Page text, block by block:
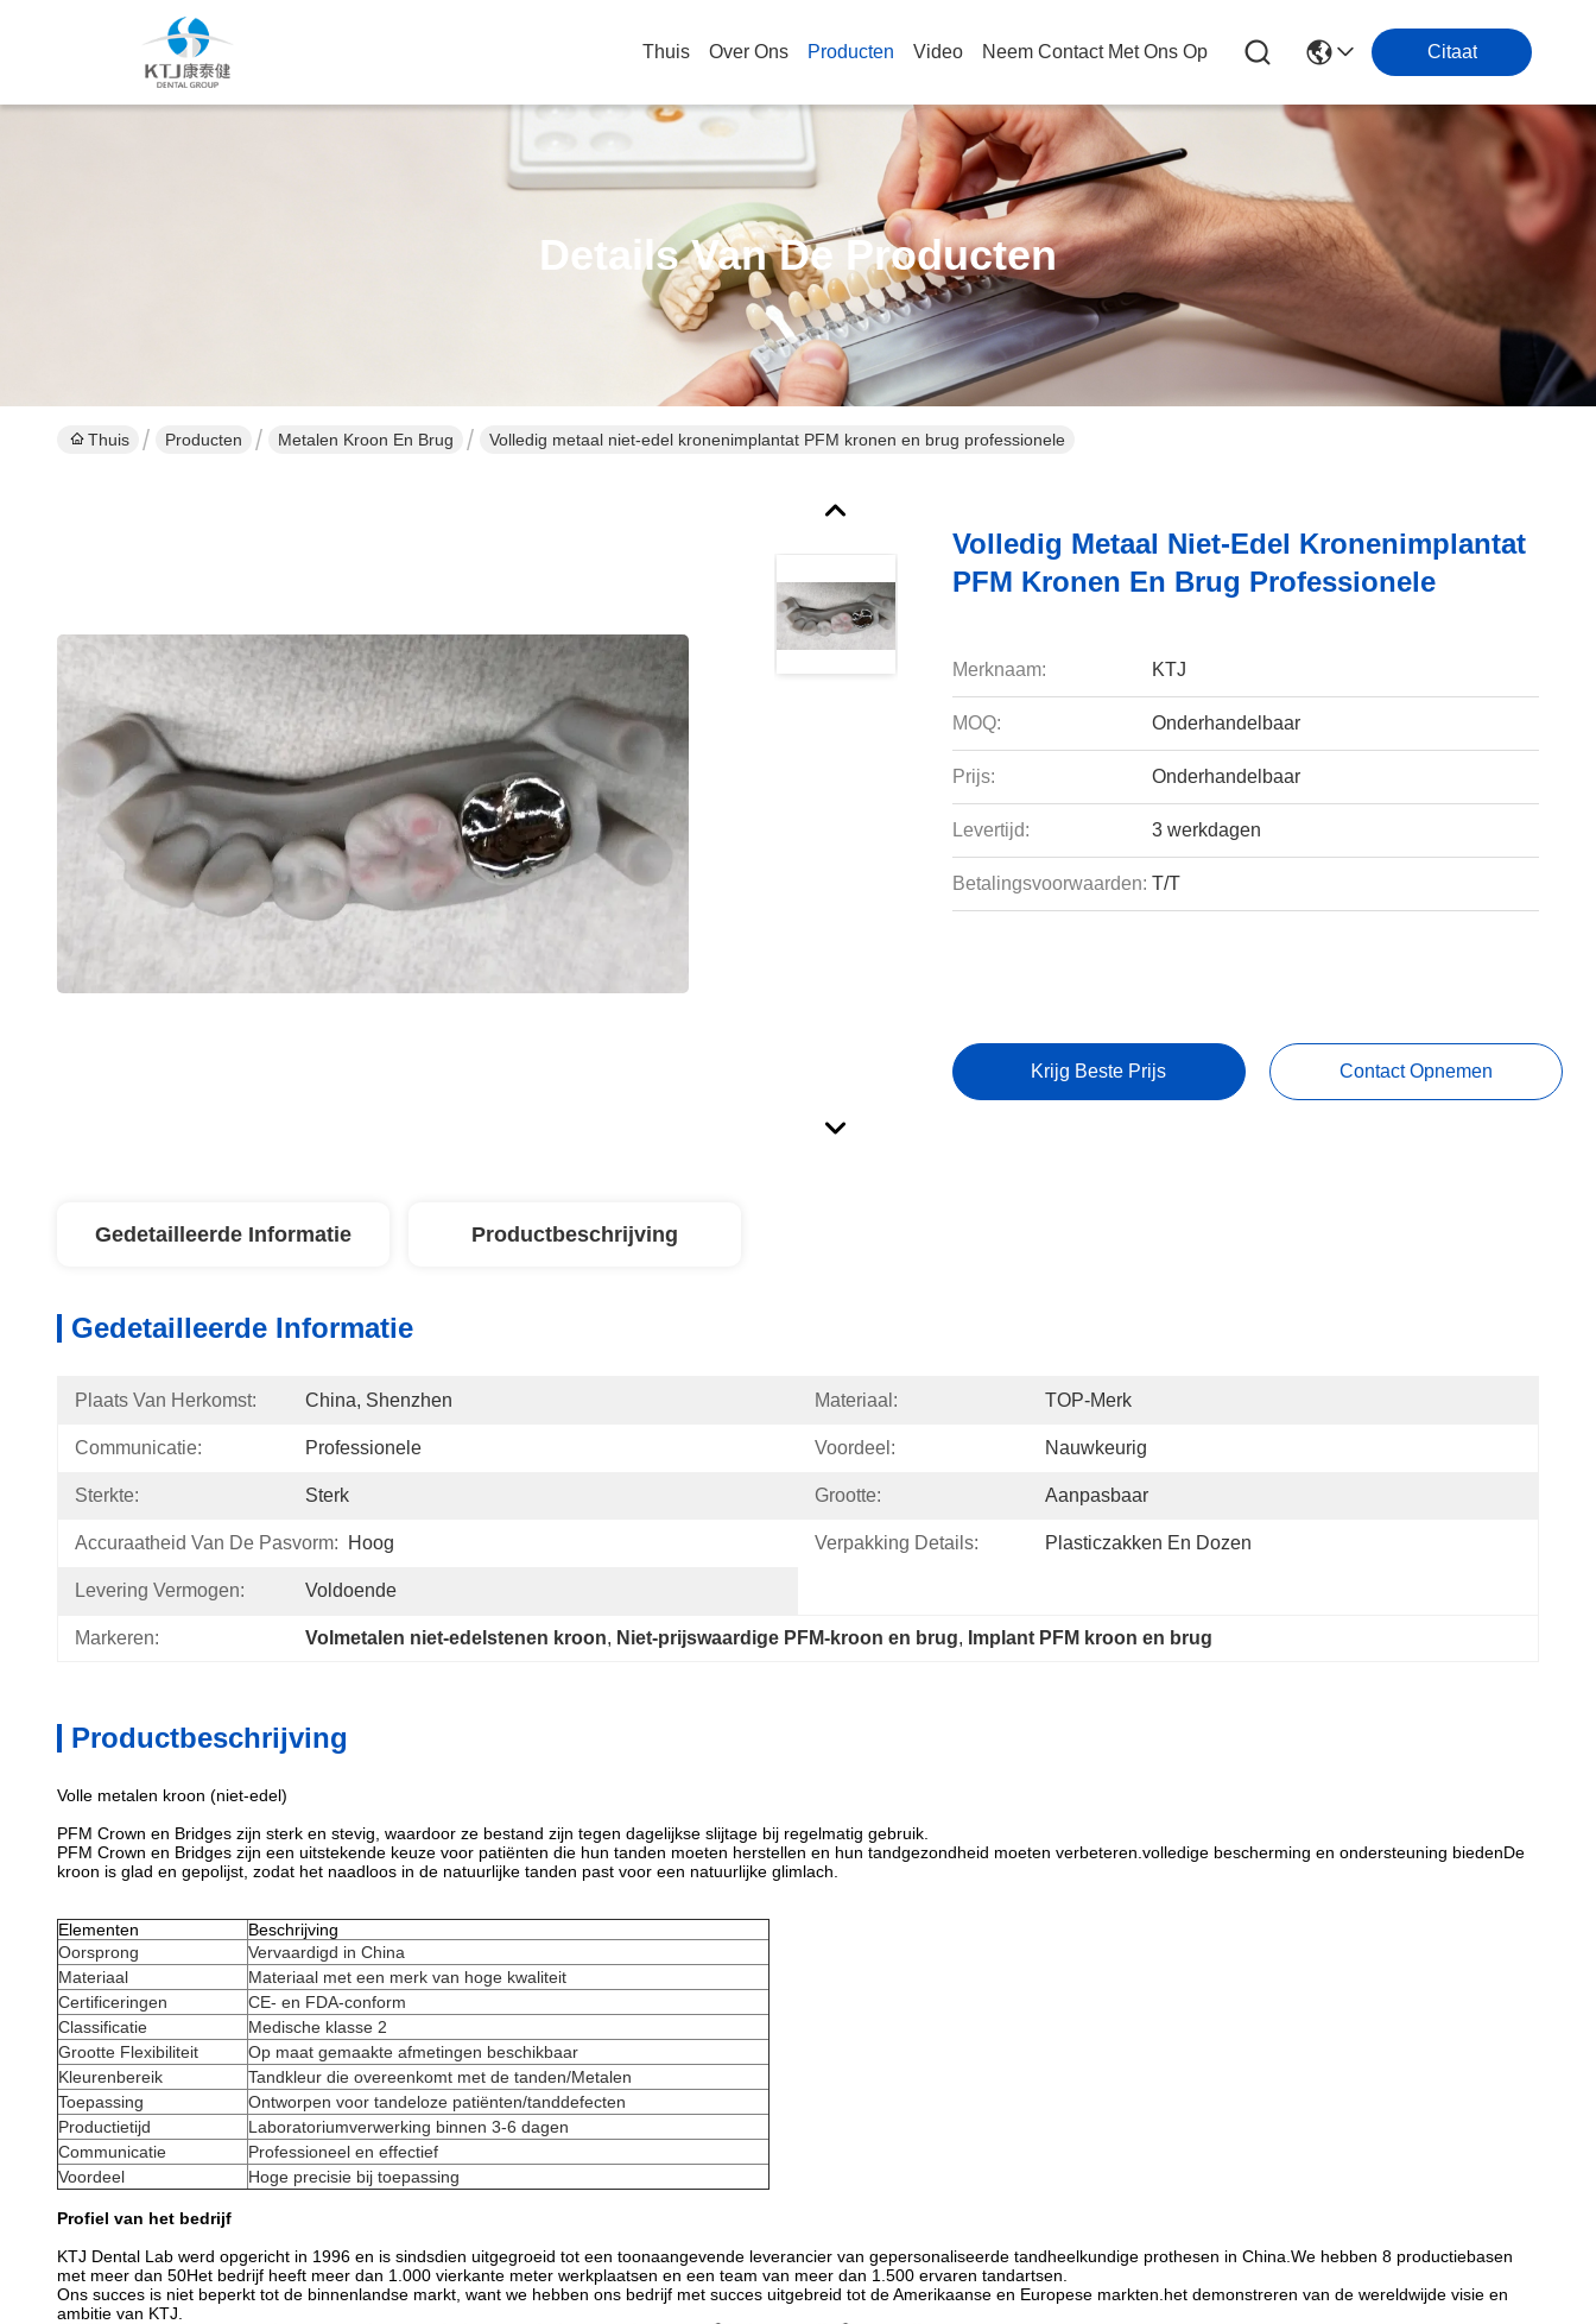
Thuis Over Ons Producten Video Neem Contact Met Ons Op Citaat
Details Van De Producten
Thuis Producten Metalen Kroon En Brug Volledig metaal niet-edel kronenimplantat PFM kronen en brug professionele
Volledig Metaal Niet-Edel Kronenimplantat
PFM Kronen En Brug Professionele
Merknaam: KTJ
MOQ: Onderhandelbaar
Prijs: Onderhandelbaar
Levertijd: 3 werkdagen
Betalingsvoorwaarden: T/T
Krijg Beste Prijs Contact Opnemen
Gedetailleerde Informatie Productbeschrijving
Gedetailleerde Informatie
Plaats Van Herkomst: China, Shenzhen Materiaal: TOP-Merk
Communicatie: Professionele Voordeel: Nauwkeurig
Sterkte: Sterk Grootte: Aanpasbaar
Accuraatheid Van De Pasvorm: Hoog Verpakking Details: Plasticzakken En Dozen
Levering Vermogen: Voldoende
Markeren: Volmetalen niet-edelstenen kroon, Niet-prijswaardige PFM-kroon en brug, Implant PFM kroon en brug
Productbeschrijving
Volle metalen kroon (niet-edel)
PFM Crown en Bridges zijn sterk en stevig, waardoor ze bestand zijn tegen dagelijkse slijtage bij regelmatig gebruik.
PFM Crown en Bridges zijn een uitstekende keuze voor patiënten die hun tanden moeten herstellen en hun tandgezondheid moeten verbeteren.volledige bescherming en ondersteuning biedenDe
kroon is glad en gepolijst, zodat het naadloos in de natuurlijke tanden past voor een natuurlijke glimlach.
Elementen
Beschrijving
Oorsprong
Vervaardigd in China
Materiaal
Materiaal met een merk van hoge kwaliteit
Certificeringen
CE- en FDA-conform
Classificatie
Medische klasse 2
Grootte Flexibiliteit
Op maat gemaakte afmetingen beschikbaar
Kleurenbereik
Tandkleur die overeenkomt met de tanden/Metalen
Toepassing
Ontworpen voor tandeloze patiënten/tanddefecten
Productietijd
Laboratoriumverwerking binnen 3-6 dagen
Communicatie
Professioneel en effectief
Voordeel
Hoge precisie bij toepassing
Profiel van het bedrijf
KTJ Dental Lab werd opgericht in 1996 en is sindsdien uitgegroeid tot een toonaangevende leverancier van gepersonaliseerde tandheelkundige prothesen in China.We hebben 8 productiebasen
met meer dan 50Het bedrijf heeft meer dan 1.000 vierkante meter werkplaatsen en een team van meer dan 1.500 ervaren tandartsen.
Ons succes is niet beperkt tot de binnenlandse markt, want we hebben ons bedrijf met succes uitgebreid tot de Amerikaanse en Europese markten.het demonstreren van de wereldwijde visie en
ambitie van KTJ.